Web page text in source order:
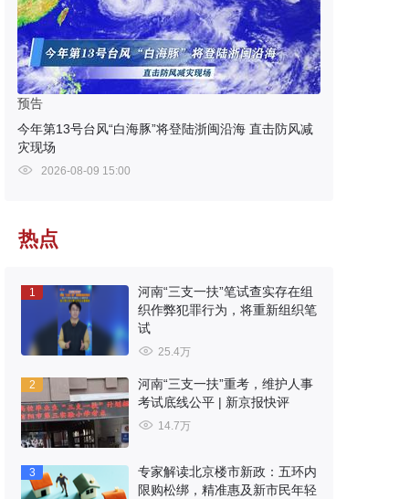
预告
今年第13号台风“白海豚”将登陆浙闽沿海 直击防风减
灾现场
2026-08-09 15:00
热点
1
河南“三支一扶”笔试查实存在组
织作弊犯罪行为，将重新组织笔
试
25.4万
2
河南“三支一扶”重考，维护人事
考试底线公平 | 新京报快评
14.7万
3
专家解读北京楼市新政：五环内
限购松绑，精准惠及新市民年轻